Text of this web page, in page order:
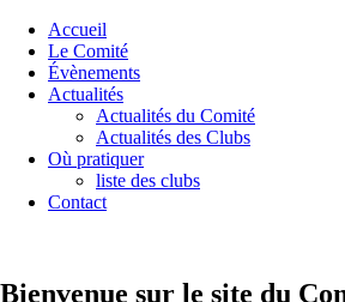
Accueil
Le Comité
Évènements
Actualités
Actualités du Comité
Actualités des Clubs
Où pratiquer
liste des clubs
Contact
Bienvenue sur le site du